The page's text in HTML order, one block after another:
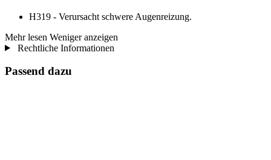
H319 - Verursacht schwere Augenreizung.
Mehr lesen Weniger anzeigen
Rechtliche Informationen
Passend dazu